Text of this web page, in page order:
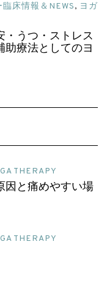
床情報＆NEWS, ヨガ
うつ・ストレス
療法としてのヨ
THERAPY
因と痛めやすい場
THERAPY